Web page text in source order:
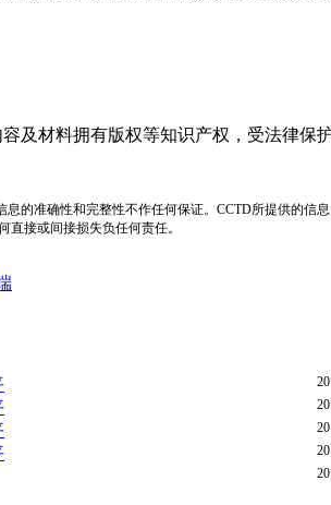
及材料拥有版权等知识产权，受法律
的准确性和完整性不作任何保证。CCTD所提供的
直接或间接损失负任何责任。